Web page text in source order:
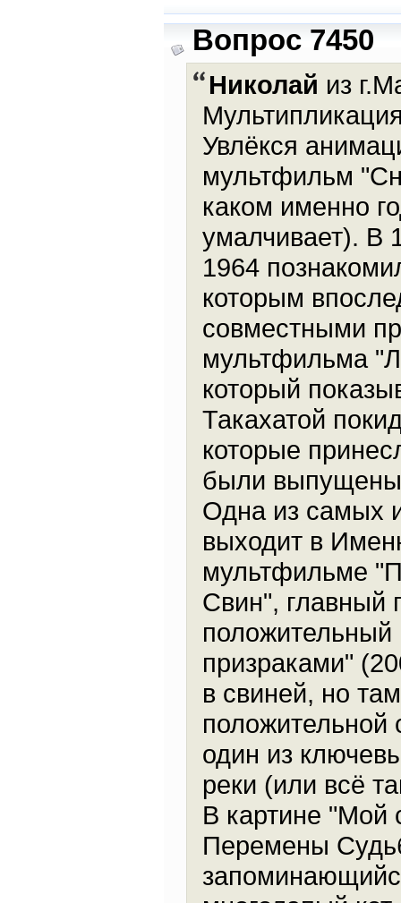
Вопрос 7450
Николай из
Увлёкся
мультфильм
каком именно
умалчивает). В
1964
которым
совместными
мультфильма
который
Такахатой
которые
были выпущены
Одна из самых
выходит в
мультфильме
Свин", главный
призраками"
в свиней, но
один из
реки (или всё
В картине "Мой
Перемены